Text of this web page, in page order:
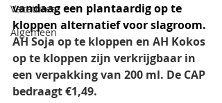
Vacatures
Algemeen
vandaag een plantaardig op te
kloppen alternatief voor slagroom.
AH Soja op te kloppen en AH Kokos
op te kloppen zijn verkrijgbaar in
een verpakking van 200 ml. De CAP
bedraagt €1,49.